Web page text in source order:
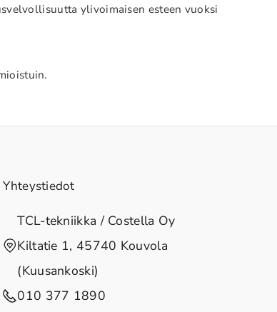
ylivoimaisen esteen vuoksi
Yhteystiedot
TCL-tekniikka / Costella Oy
Kiltatie 1, 45740 Kouvola
(Kuusankoski)
010 377 1890